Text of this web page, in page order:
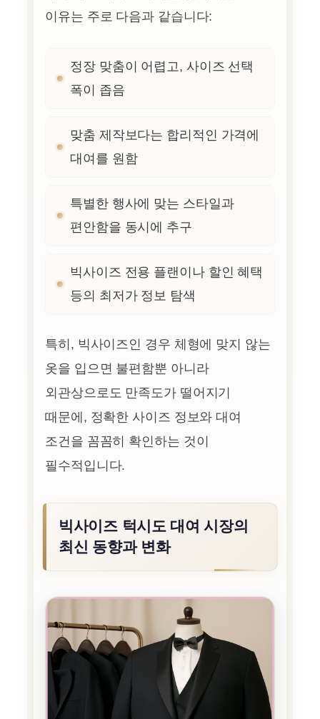
이유는 주로 다음과 같습니다:
정장 맞춤이 어렵고, 사이즈 선택
폭이 좁음
맞춤 제작보다는 합리적인 가격에
대여를 원함
특별한 행사에 맞는 스타일과
편안함을 동시에 추구
빅사이즈 전용 플랜이나 할인 혜택
등의 최저가 정보 탐색
특히, 빅사이즈인 경우 체형에 맞지 않는
옷을 입으면 불편함뿐 아니라
외관상으로도 만족도가 떨어지기
때문에, 정확한 사이즈 정보와 대여
조건을 꼼꼼히 확인하는 것이
필수적입니다.
빅사이즈 턱시도 대여 시장의
최신 동향과 변화